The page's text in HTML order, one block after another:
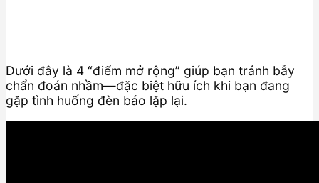
Dưới đây là 4 “điểm mở rộng” giúp bạn tránh bẫy
chẩn đoán nhầm—đặc biệt hữu ích khi bạn đang
gặp tình huống đèn báo lặp lại.